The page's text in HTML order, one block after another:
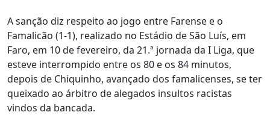
A sanção diz respeito ao jogo entre Farense e o
Famalicão (1-1), realizado no Estádio de São Luís, em
Faro, em 10 de fevereiro, da 21.ª jornada da I Liga, que
esteve interrompido entre os 80 e os 84 minutos,
depois de Chiquinho, avançado dos famalicenses, se ter
queixado ao árbitro de alegados insultos racistas
vindos da bancada.